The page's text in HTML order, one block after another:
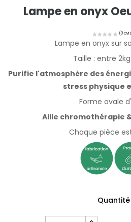
Lampe en onyx
Lampe en onyx sur
Taille : entre
Purifie l'atmosphère des
stress physique
Forme ovale
Allie chromothérapie
Chaque pièce
Quantité